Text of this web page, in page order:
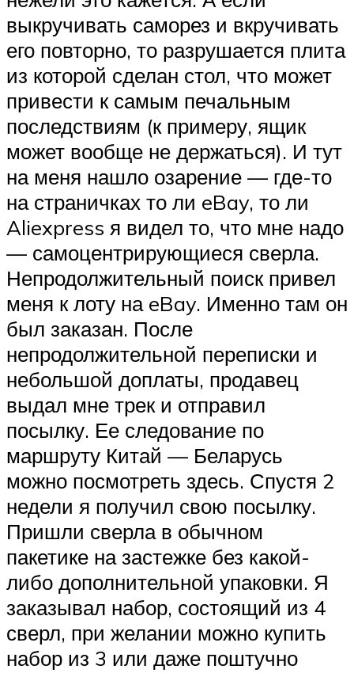
выкручивать саморез и вкручивать
его повторно, то разрушается плита
из которой сделан стол, что может
привести к самым печальным
последствиям (к примеру, ящик
может вообще не держаться). И тут
на меня нашло озарение — где-то
на страничках то ли eBay, то ли
Aliexpress я видел то, что мне надо
— самоцентрирующиеся сверла.
Непродолжительный поиск привел
меня к лоту на eBay. Именно там он
был заказан. После
непродолжительной переписки и
небольшой доплаты, продавец
выдал мне трек и отправил
посылку. Ее следование по
маршруту Китай — Беларусь
можно посмотреть здесь. Спустя 2
недели я получил свою посылку.
Пришли сверла в обычном
пакетике на застежке без какой-
либо дополнительной упаковки. Я
заказывал набор, состоящий из 4
сверл, при желании можно купить
набор из 3 или даже поштучно